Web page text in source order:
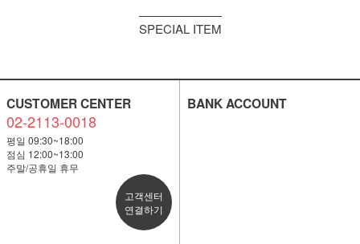
SPECIAL ITEM
CUSTOMER CENTER
02-2113-0018
평일 09:30~18:00
점심 12:00~13:00
주말/공휴일 휴무
고객센터
연결하기
BANK ACCOUNT